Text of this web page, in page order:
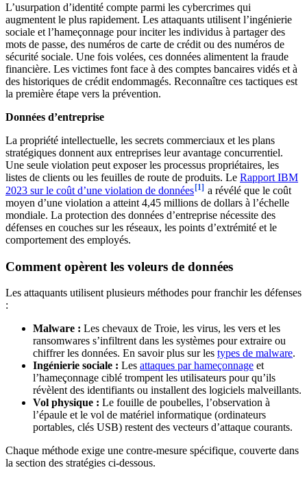
L’usurpation d’identité compte parmi les cybercrimes qui
augmentent le plus rapidement. Les attaquants utilisent l’ingénierie
sociale et l’hameçonnage pour inciter les individus à partager des
mots de passe, des numéros de carte de crédit ou des numéros de
sécurité sociale. Une fois volées, ces données alimentent la fraude
financière. Les victimes font face à des comptes bancaires vidés et à
des historiques de crédit endommagés. Reconnaître ces tactiques est
la première étape vers la prévention.
Données d’entreprise
La propriété intellectuelle, les secrets commerciaux et les plans
stratégiques donnent aux entreprises leur avantage concurrentiel.
Une seule violation peut exposer les processus propriétaires, les
listes de clients ou les feuilles de route de produits. Le Rapport IBM
2023 sur le coût d’une violation de données [1] a révélé que le coût
moyen d’une violation a atteint 4,45 millions de dollars à l’échelle
mondiale. La protection des données d’entreprise nécessite des
défenses en couches sur les réseaux, les points d’extrémité et le
comportement des employés.
Comment opèrent les voleurs de données
Les attaquants utilisent plusieurs méthodes pour franchir les défenses
:
Malware : Les chevaux de Troie, les virus, les vers et les
ransomwares s’infiltrent dans les systèmes pour extraire ou
chiffrer les données. En savoir plus sur les types de malware.
Ingénierie sociale : Les attaques par hameçonnage et
l’hameçonnage ciblé trompent les utilisateurs pour qu’ils
révèlent des identifiants ou installent des logiciels malveillants.
Vol physique : Le fouille de poubelles, l’observation à
l’épaule et le vol de matériel informatique (ordinateurs
portables, clés USB) restent des vecteurs d’attaque courants.
Chaque méthode exige une contre-mesure spécifique, couverte dans
la section des stratégies ci-dessous.